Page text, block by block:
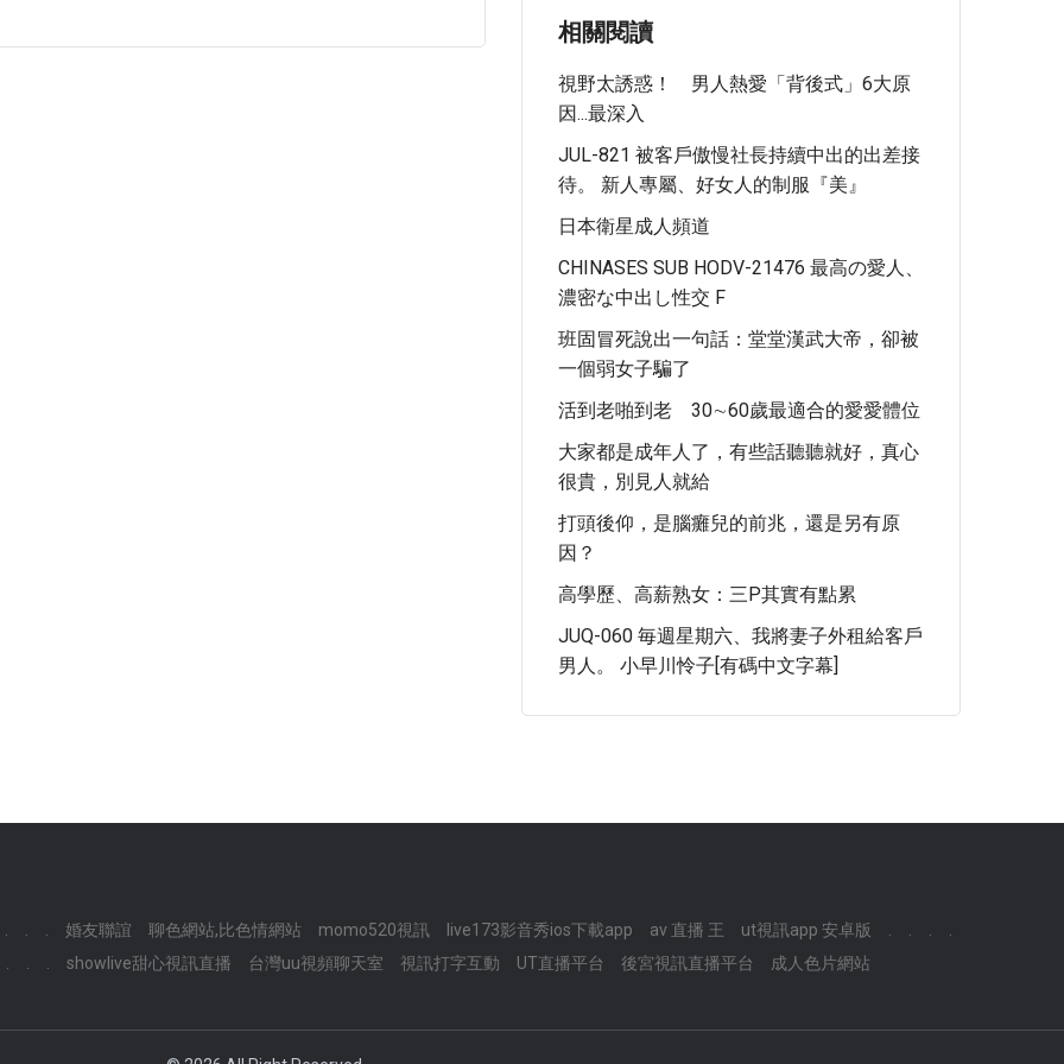
相關閱讀
視野太誘惑！ 男人熱愛「背後式」6大原
因...最深入
JUL-821 被客戶傲慢社長持續中出的出差接
待。 新人專屬、好女人的制服『美』
日本衛星成人頻道
CHINASES SUB HODV-21476 最高の愛人、
濃密な中出し性交 F
班固冒死說出一句話：堂堂漢武大帝，卻被
一個弱女子騙了
活到老啪到老 30∼60歲最適合的愛愛體位
大家都是成年人了，有些話聽聽就好，真心
很貴，別見人就給
打頭後仰，是腦癱兒的前兆，還是另有原
因？
高學歷、高薪熟女：三P其實有點累
JUQ-060 毎週星期六、我將妻子外租給客戶
男人。 小早川怜子[有碼中文字幕]
婚友聯誼 聊色網站,比色情網站 momo520視訊 live173影音秀ios下載app av 直播 王 ut視訊app 安卓版
showlive甜心視訊直播 台灣uu視頻聊天室 視訊打字互動 UT直播平台 後宮視訊直播平台 成人色片網站